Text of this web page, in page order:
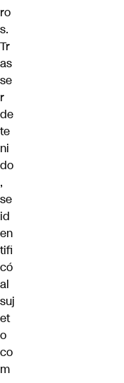
ro
s.
Tr
as
se
r
de
te
ni
do
,
se
id
en
tifi
có
al
suj
et
o
co
m